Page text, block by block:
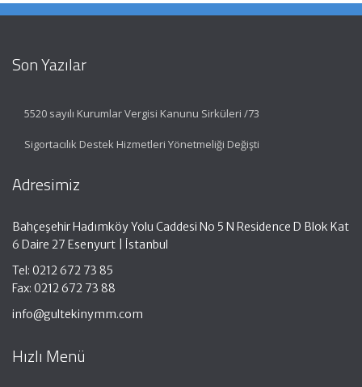
Son Yazılar
5520 sayılı Kurumlar Vergisi Kanunu Sirküleri /73
Sigortacılık Destek Hizmetleri Yönetmeliği Değişti
Adresimiz
Bahçeşehir Hadımköy Yolu Caddesi No 5 N Residence D Blok Kat
6 Daire 27 Esenyurt | İstanbul
Tel: 0212 672 73 85
Fax: 0212 672 73 88
info@gultekinymm.com
Hızlı Menü